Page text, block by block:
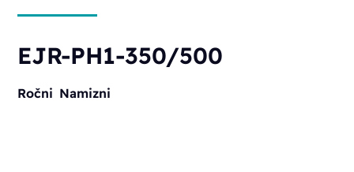
EJR-PH1-350/500
Ročni Namizni